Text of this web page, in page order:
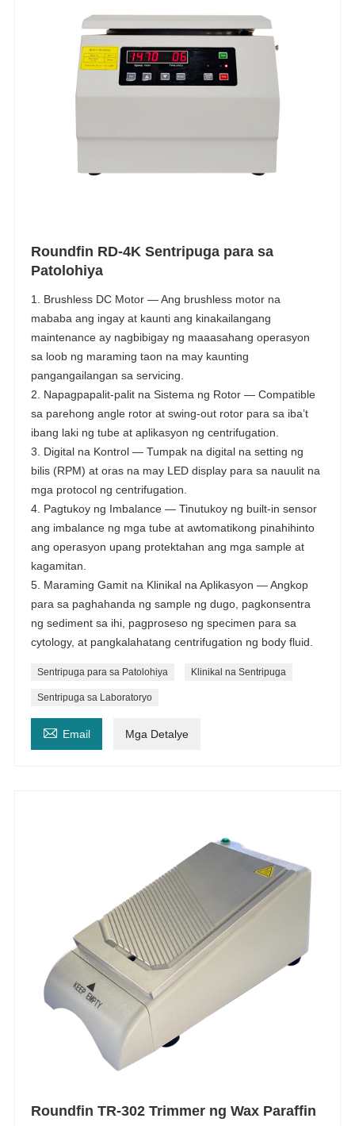
Roundfin RD-4K Sentripuga para sa
Patolohiya
1. Brushless DC Motor — Ang brushless motor na
mababa ang ingay at kaunti ang kinakailangang
maintenance ay nagbibigay ng maaasahang operasyon
sa loob ng maraming taon na may kaunting
pangangailangan sa servicing.
2. Napagpapalit-palit na Sistema ng Rotor — Compatible
sa parehong angle rotor at swing-out rotor para sa iba’t
ibang laki ng tube at aplikasyon ng centrifugation.
3. Digital na Kontrol — Tumpak na digital na setting ng
bilis (RPM) at oras na may LED display para sa nauulit na
mga protocol ng centrifugation.
4. Pagtukoy ng Imbalance — Tinutukoy ng built-in sensor
ang imbalance ng mga tube at awtomatikong pinahihinto
ang operasyon upang protektahan ang mga sample at
kagamitan.
5. Maraming Gamit na Klinikal na Aplikasyon — Angkop
para sa paghahanda ng sample ng dugo, pagkonsentra
ng sediment sa ihi, pagproseso ng specimen para sa
cytology, at pangkalahatang centrifugation ng body fluid.
Sentripuga para sa Patolohiya Klinikal na Sentripuga
Sentripuga sa Laboratoryo
 Email Mga Detalye
Roundfin TR-302 Trimmer ng Wax Paraffin